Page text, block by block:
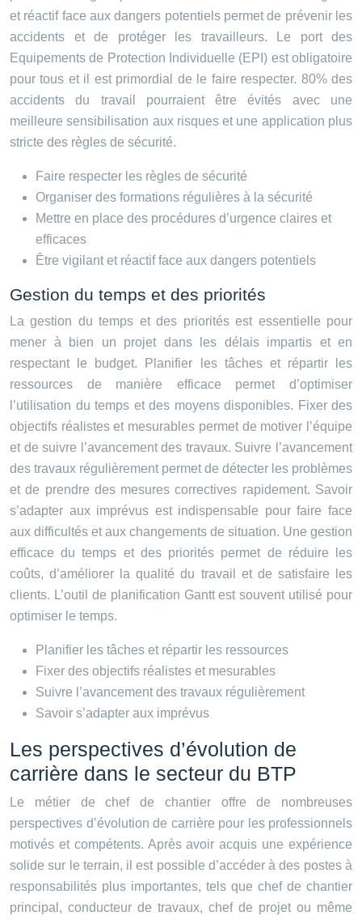
et réactif face aux dangers potentiels permet de prévenir les
accidents et de protéger les travailleurs. Le port des
Equipements de Protection Individuelle (EPI) est obligatoire
pour tous et il est primordial de le faire respecter. 80% des
accidents du travail pourraient être évités avec une
meilleure sensibilisation aux risques et une application plus
stricte des règles de sécurité.
Faire respecter les règles de sécurité
Organiser des formations régulières à la sécurité
Mettre en place des procédures d’urgence claires et
efficaces
Être vigilant et réactif face aux dangers potentiels
Gestion du temps et des priorités
La gestion du temps et des priorités est essentielle pour
mener à bien un projet dans les délais impartis et en
respectant le budget. Planifier les tâches et répartir les
ressources de manière efficace permet d’optimiser
l’utilisation du temps et des moyens disponibles. Fixer des
objectifs réalistes et mesurables permet de motiver l’équipe
et de suivre l’avancement des travaux. Suivre l’avancement
des travaux régulièrement permet de détecter les problèmes
et de prendre des mesures correctives rapidement. Savoir
s’adapter aux imprévus est indispensable pour faire face
aux difficultés et aux changements de situation. Une gestion
efficace du temps et des priorités permet de réduire les
coûts, d’améliorer la qualité du travail et de satisfaire les
clients. L’outil de planification Gantt est souvent utilisé pour
optimiser le temps.
Planifier les tâches et répartir les ressources
Fixer des objectifs réalistes et mesurables
Suivre l’avancement des travaux régulièrement
Savoir s’adapter aux imprévus
Les perspectives d’évolution de
carrière dans le secteur du BTP
Le métier de chef de chantier offre de nombreuses
perspectives d’évolution de carrière pour les professionnels
motivés et compétents. Après avoir acquis une expérience
solide sur le terrain, il est possible d’accéder à des postes à
responsabilités plus importantes, tels que chef de chantier
principal, conducteur de travaux, chef de projet ou même